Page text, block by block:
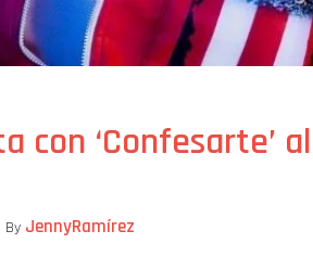
con ‘Confesarte’
By JennyRamírez